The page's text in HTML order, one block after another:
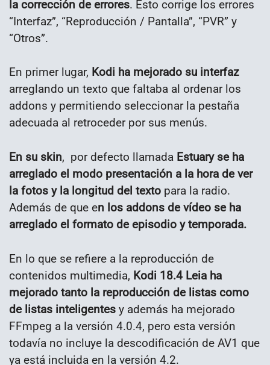
la corrección de errores. Esto corrige los errores
“Interfaz”, “Reproducción / Pantalla”, “PVR” y
“Otros”.
En primer lugar, Kodi ha mejorado su interfaz
arreglando un texto que faltaba al ordenar los
addons y permitiendo seleccionar la pestaña
adecuada al retroceder por sus menús.
En su skin, por defecto llamada Estuary se ha
arreglado el modo presentación a la hora de ver
la fotos y la longitud del texto para la radio.
Además de que en los addons de vídeo se ha
arreglado el formato de episodio y temporada.
En lo que se refiere a la reproducción de
contenidos multimedia, Kodi 18.4 Leia ha
mejorado tanto la reproducción de listas como
de listas inteligentes y además ha mejorado
FFmpeg a la versión 4.0.4, pero esta versión
todavía no incluye la descodificación de AV1 que
ya está incluida en la versión 4.2.